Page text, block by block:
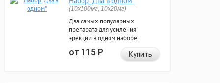
(10x100мг, 10x20мг)
Два самых популярных
препарата для усиления
эрекции в одном наборе!
от 115Р Купить